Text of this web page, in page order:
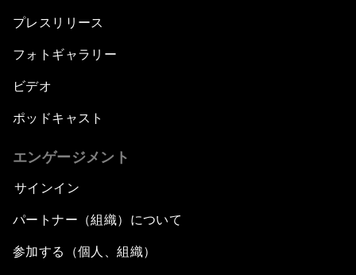
プレスリリース
フォトギャラリー
ビデオ
ポッドキャスト
エンゲージメント
サインイン
パートナー（組織）について
参加する（個人、組織）